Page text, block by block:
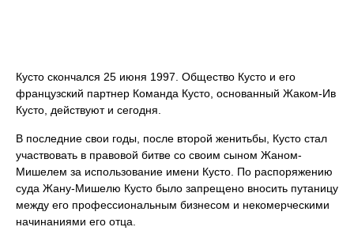
Кусто скончался 25 июня 1997. Общество Кусто и его
французский партнер Команда Кусто, основанный Жаком-Ив
Кусто, действуют и сегодня.
В последние свои годы, после второй женитьбы, Кусто стал
участвовать в правовой битве со своим сыном Жаном-
Мишелем за использование имени Кусто. По распоряжению
суда Жану-Мишелю Кусто было запрещено вносить путаницу
между его профессиональным бизнесом и некомерческими
начинаниями его отца.